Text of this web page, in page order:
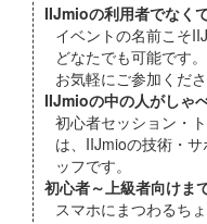
IIJmioの利用者でなく
イベントの名前こそ
どなたでも可能です
お気軽にご参加くだ
IIJmioの中の人がしゃ
初心者セッション・
は、IIJmioの技術・
ッフです。
初心者～上級者向けま
スマホにまつわるち